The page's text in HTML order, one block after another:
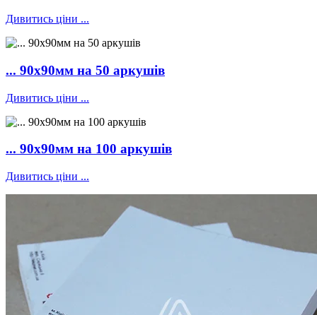
Дивитись ціни ...
... 90х90мм на 50 аркушів
Дивитись ціни ...
... 90х90мм на 100 аркушів
Дивитись ціни ...